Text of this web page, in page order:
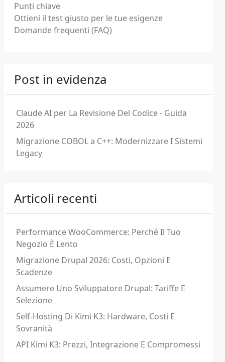
Punti chiave
Ottieni il test giusto per le tue esigenze
Domande frequenti (FAQ)
Post in evidenza
Claude AI per La Revisione Del Codice - Guida
2026
Migrazione COBOL a C++: Modernizzare I Sistemi
Legacy
Articoli recenti
Performance WooCommerce: Perché Il Tuo
Negozio È Lento
Migrazione Drupal 2026: Costi, Opzioni E
Scadenze
Assumere Uno Sviluppatore Drupal: Tariffe E
Selezione
Self-Hosting Di Kimi K3: Hardware, Costi E
Sovranità
API Kimi K3: Prezzi, Integrazione E Compromessi